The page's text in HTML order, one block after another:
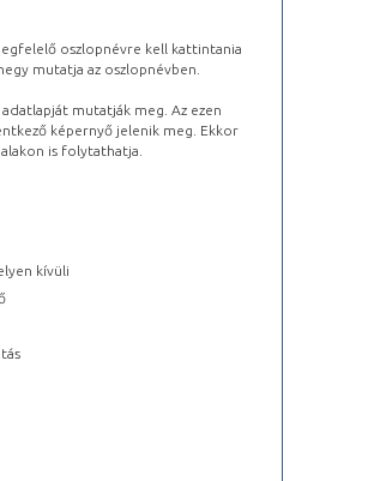
oszlopnévre kell kattintania
mutatja az oszlopnévben.
mutatják meg. Az ezen
képernyő jelenik meg. Ekkor
is folytathatja.
kívüli